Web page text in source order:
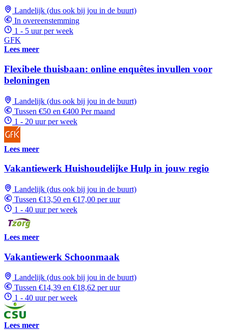
Landelijk (dus ook bij jou in de buurt)
In overeenstemming
1 - 5 uur per week
GFK
Lees meer
Flexibele thuisbaan: online enquêtes invullen voor
beloningen
Landelijk (dus ook bij jou in de buurt)
Tussen €50 en €400 Per maand
1 - 20 uur per week
Lees meer
Vakantiewerk Huishoudelijke Hulp in jouw regio
Landelijk (dus ook bij jou in de buurt)
Tussen €13,50 en €17,00 per uur
1 - 40 uur per week
Lees meer
Vakantiewerk Schoonmaak
Landelijk (dus ook bij jou in de buurt)
Tussen €14,39 en €18,62 per uur
1 - 40 uur per week
Lees meer